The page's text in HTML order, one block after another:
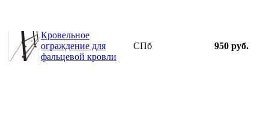
Кровельное
ограждение для
фальцевой кровли
СПб 950 руб.